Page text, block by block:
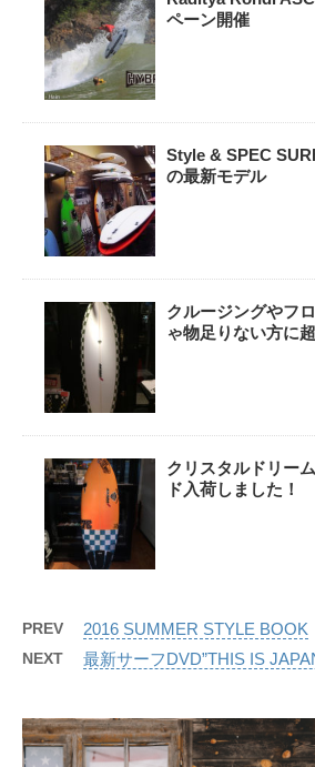
ペーン開催
Style & SPEC
の最新モデル
クルージングやフ
ゃ物足りない方に
クリスタルドリー
ド入荷しました！
PREV 2016 SUMMER STYLE BOOK
NEXT 最新サーフDVD”THIS IS